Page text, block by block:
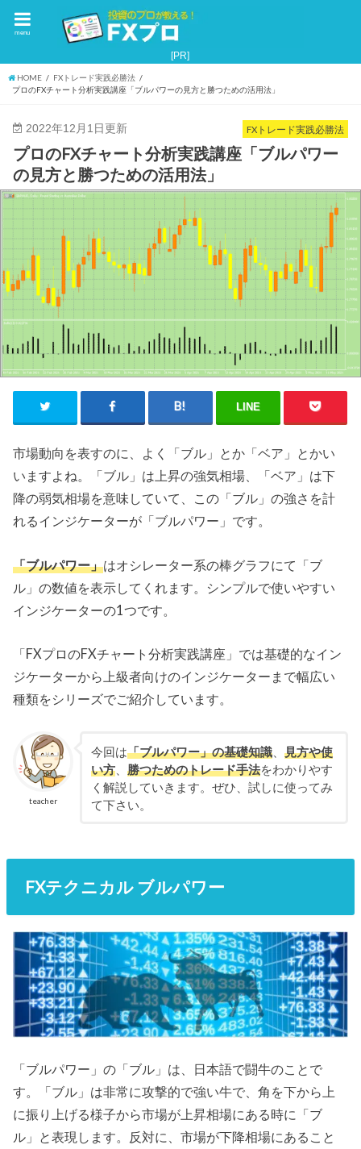
menu
HOME
FXトレード実践必勝法
プロのFXチャート分析実践講座「ブルパワーの見方と勝つための活用法」
FXトレード実践必勝法
2022年12月1日更新
プロのFXチャート分析実践講座「ブルパワー
の見方と勝つための活用法」
LINE
市場動向を表すのに、よく「ブル」とか「ベア」とかい
いますよね。「ブル」は上昇の強気相場、「ベア」は下
降の弱気相場を意味していて、この「ブル」の強さを計
れるインジケーターが「ブルパワー」です。
「ブルパワー」はオシレーター系の棒グラフにて「ブ
ル」の数値を表示してくれます。シンプルで使いやすい
インジケーターの1つです。
「FXプロのFXチャート分析実践講座」では基礎的なイン
ジケーターから上級者向けのインジケーターまで幅広い
種類をシリーズでご紹介しています。
teacher
今回は「ブルパワー」の基礎知識、 見方や使
い方、 勝つためのトレード手法をわかりやす
く解説していきます。ぜひ、試しに使ってみ
て下さい。
FXテクニカル ブルパワー
「ブルパワー」の「ブル」は、日本語で闘牛のことで
す。「ブル」は非常に攻撃的で強い牛で、角を下から上
に振り上げる様子から市場が上昇相場にある時に「ブ
ル」と表現します。反対に、市場が下降相場にあること